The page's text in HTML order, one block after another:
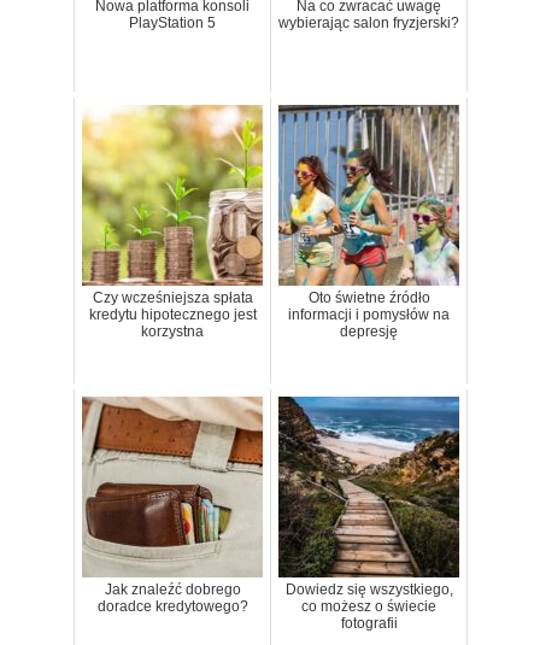
Nowa platforma konsoli
PlayStation 5
Na co zwracać uwagę
wybierając salon fryzjerski?
Czy wcześniejsza spłata
kredytu hipotecznego jest
korzystna
Oto świetne źródło
informacji i pomysłów na
depresję
Jak znaleźć dobrego
doradce kredytowego?
Dowiedz się wszystkiego,
co możesz o świecie
fotografii